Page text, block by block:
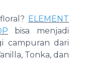
ELEMENT
bisa menjadi
campuran dari
Tonka, dan